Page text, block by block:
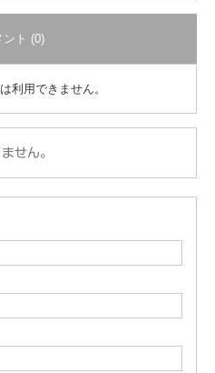
ント (0)
利用できません。
せん。